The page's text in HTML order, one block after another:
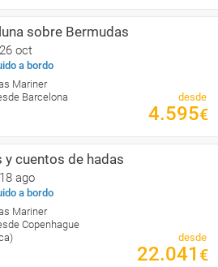
sobre Bermudas
oct
a bordo
Mariner
Barcelona
desde
4.595€
y cuentos de hadas
ago
a bordo
Mariner
Copenhague
desde
22.041 €